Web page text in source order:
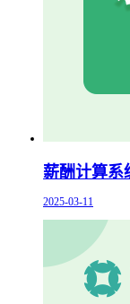
薪酬计算系
2025-03-11